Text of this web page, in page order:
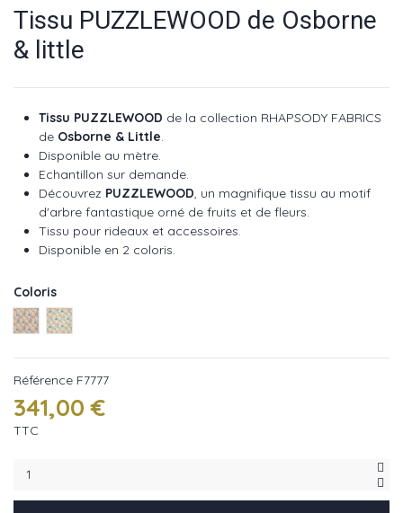
Tissu PUZZLEWOOD de Osborne
& little
Tissu PUZZLEWOOD de la collection RHAPSODY FABRICS
de Osborne & Little
Disponible au mètre.
Echantillon sur demande.
Découvrez PUZZLEWOOD , un magnifique tissu au motif
d'arbre fantastique orné de fruits et de fleurs.
Tissu pour rideaux et accessoires.
Disponible en 2 coloris.
Coloris
Rose ref : F7777-01
Naturel ref : F7777-02
Référence F7777
341,00 €
TTC